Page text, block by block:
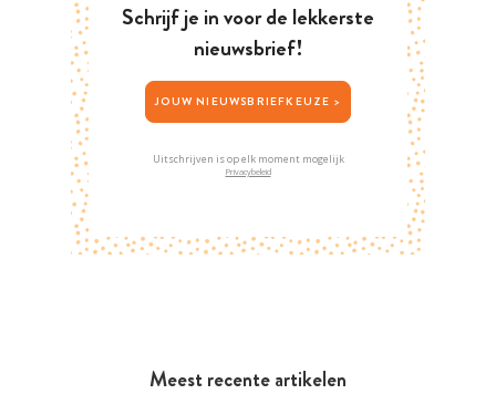
Meest recente artikelen
Schrijf je in voor de lekkerste
nieuwsbrief!
JOUW NIEUWSBRIEFKEUZE >
Uitschrijven is op elk moment mogelijk
Privacybeleid